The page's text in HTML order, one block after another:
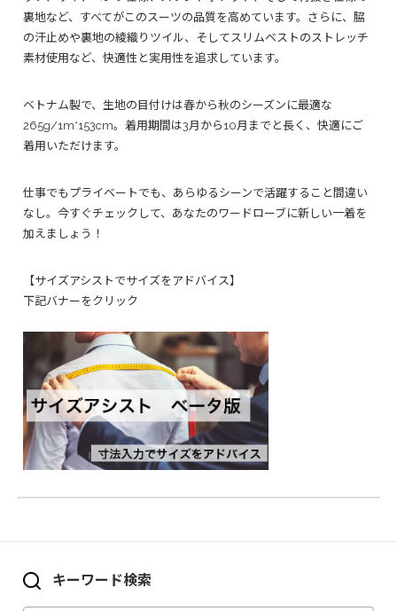
裏地など、すべてがこのスーツの品質を高めています。さらに、脇
の汗止めや裏地の綾織りツイル、そしてスリムベストのストレッチ
素材使用など、快適性と実用性を追求しています。
ベトナム製で、生地の目付けは春から秋のシーズンに最適な
265g/1m*153cm。着用期間は3月から10月までと長く、快適にご
着用いただけます。
仕事でもプライベートでも、あらゆるシーンで活躍すること間違い
なし。今すぐチェックして、あなたのワードローブに新しい一着を
加えましょう！
【サイズアシストでサイズをアドバイス】
下記バナーをクリック
キーワード検索